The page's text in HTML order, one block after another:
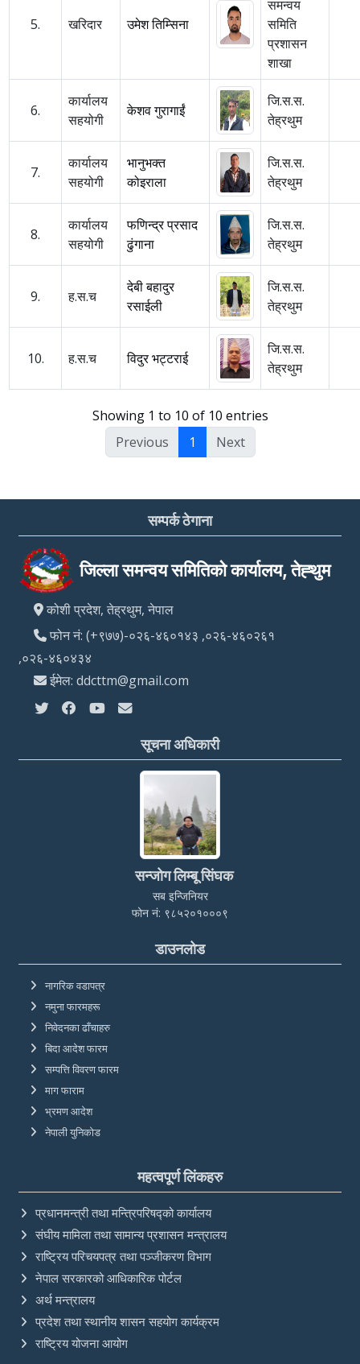
5. खरिदार उमेश तिम्सिना
समन्वय
समिति
प्रशासन
शाखा
6.
कार्यालय
सहयोगी
केशव गुरागाईं
जि.स.स.
तेह्रथुम
7.
कार्यालय
सहयोगी
भानुभक्त
कोइराला
जि.स.स.
तेह्रथुम
8.
कार्यालय
सहयोगी
फणिन्द्र प्रसाद
ढुंगाना
जि.स.स.
तेह्रथुम
9. ह.स.च
देबी बहादुर
रसाईली
जि.स.स.
तेह्रथुम
10. ह.स.च विदुर भट्टराई
जि.स.स.
तेह्रथुम
Showing 1 to 10 of 10 entries
Previous
1 Next
सम्पर्क ठेगाना
जिल्ला समन्वय समितिको कार्यालय, तेह्थुम
कोशी प्रदेश, तेह्रथुम, नेपाल
फोन नं: (+९७७)-०२६-४६०१४३ ,०२६-४६०२६१
,०२६-४६०४३४
ईमेल: ddcttm@gmail.com
सूचना अधिकारी
सन्जोग लिम्बू सिंघक
सब इन्जिनियर
फोन नं: ९८५२०१०००९
डाउनलोड
नागरिक वडापत्र
नमुना फारमहरू
निवेदनका ढाँचाहरु
बिदा आदेश फारम
सम्पत्ति विवरण फारम
माग फाराम
भ्रमण आदेश
नेपाली युनिकोड
महत्वपूर्ण लिंकहरु
प्रधानमन्त्री तथा मन्त्रिपरिषद्को कार्यालय
संघीय मामिला तथा सामान्य प्रशासन मन्त्रालय
राष्ट्रिय परिचयपत्र तथा पञ्‍जीकरण विभाग
नेपाल सरकारको आधिकारिक पोर्टल
अर्थ मन्त्रालय
प्रदेश तथा स्थानीय शासन सहयोग कार्यक्रम
राष्ट्रिय योजना आयोग